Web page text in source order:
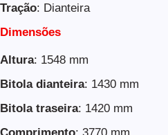
Tração: Dianteira
Dimensões
Altura: 1548 mm
Bitola dianteira: 1430 mm
Bitola traseira: 1420 mm